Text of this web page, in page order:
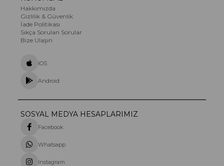
Hakkımızda
Gizlilik & Güvenlik
İade Politikası
Sıkça Sorulan Sorular
Bize Ulaşın
IOS
Android
SOSYAL MEDYA HESAPLARIMIZ
Facebook
Whatsapp
Instagram